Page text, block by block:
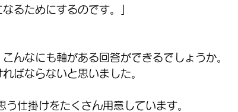
るためにするのです。」
んなにも軸がある回答ができるでしょうか。
ばならないと思いました。
仕掛けをたくさん用意しています。